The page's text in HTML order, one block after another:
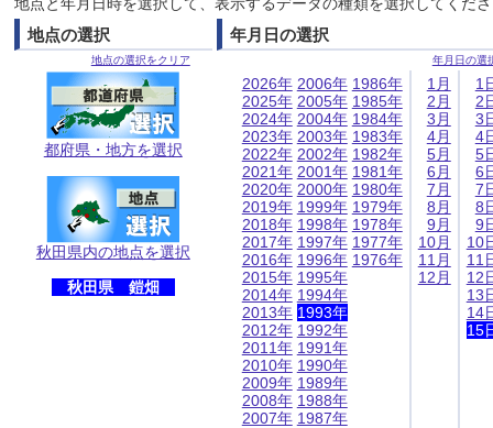
地点と年月日時を選択して、表示するデータの種類を選択してくだ
地点の選択
地点の選択をクリア
都府県・地方を選択
秋田県内の地点を選択
秋田県 鎧畑
年月日の選択
年月日の選
2026年
2025年
2024年
2023年
2022年
2021年
2020年
2019年
2018年
2017年
2016年
2015年
2014年
2013年
2012年
2011年
2010年
2009年
2008年
2007年
2006年
2005年
2004年
2003年
2002年
2001年
2000年
1999年
1998年
1997年
1996年
1995年
1994年
1993年
1992年
1991年
1990年
1989年
1988年
1987年
1986年
1985年
1984年
1983年
1982年
1981年
1980年
1979年
1978年
1977年
1976年
1月
2月
3月
4月
5月
6月
7月
8月
9月
10月
11月
12月
1
2
3
4
5
6
7
8
9
10
11
12
13
14
15